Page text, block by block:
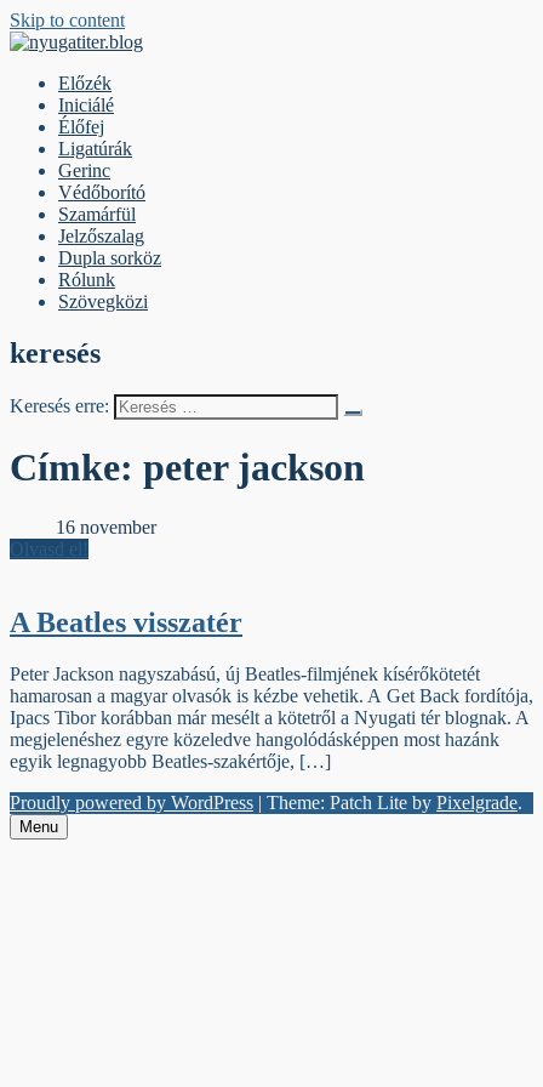
Skip to content
Előzék
Iniciálé
Élőfej
Ligatúrák
Gerinc
Védőborító
Szamárfül
Jelzőszalag
Dupla sorköz
Rólunk
Szövegközi
keresés
Keresés erre:
Címke: peter jackson
16 november
Olvasd el!
A Beatles visszatér
Peter Jackson nagyszabású, új Beatles-filmjének kísérőkötetét
hamarosan a magyar olvasók is kézbe vehetik. A Get Back fordítója,
Ipacs Tibor korábban már mesélt a kötetről a Nyugati tér blognak. A
megjelenéshez egyre közeledve hangolódásképpen most hazánk
egyik legnagyobb Beatles-szakértője, […]
Proudly powered by WordPress | Theme: Patch Lite by Pixelgrade.
Menu